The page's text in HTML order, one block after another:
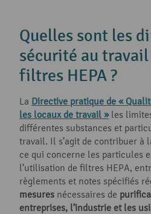
Quelles sont les
sécurité au
filtres HEPA ?
La Directive pratique de «
les locaux de travail »les
différentes substances et
travail. Il s’agit de contribuer à
ce qui concerne les particules
l’utilisation de filtres HEPA,
règlements et notes spécifiés
mesures nécessaires de
entreprises, l’industrie et les